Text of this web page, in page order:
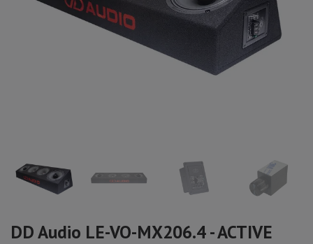
DD Audio LE-VO-MX206.4 - ACTIVE